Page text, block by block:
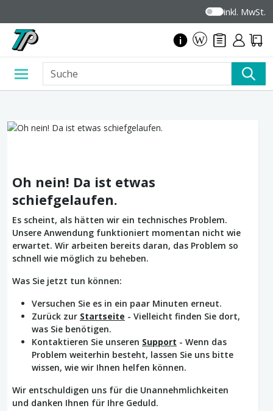
inkl. MwSt.
Oh nein! Da ist etwas
schiefgelaufen.
Es scheint, als hätten wir ein technisches Problem.
Unsere Anwendung funktioniert momentan nicht wie
erwartet. Wir arbeiten bereits daran, das Problem so
schnell wie möglich zu beheben.
Was Sie jetzt tun können:
Versuchen Sie es in ein paar Minuten erneut.
Zurück zur Startseite - Vielleicht finden Sie dort,
was Sie benötigen.
Kontaktieren Sie unseren Support - Wenn das
Problem weiterhin besteht, lassen Sie uns bitte
wissen, wie wir Ihnen helfen können.
Wir entschuldigen uns für die Unannehmlichkeiten
und danken Ihnen für Ihre Geduld.